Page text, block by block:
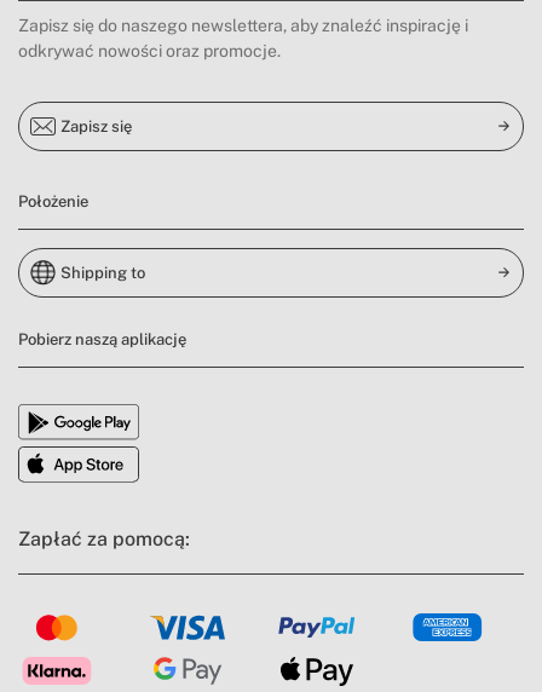
Zapisz się do naszego newslettera, aby znaleźć inspirację i
odkrywać nowości oraz promocje.
Zapisz się
Położenie
Shipping to
Pobierz naszą aplikację
Zapłać za pomocą: